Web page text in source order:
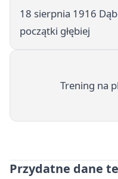
18 sierpnia 1916
początki głębiej
Trening na
Przydatne dane